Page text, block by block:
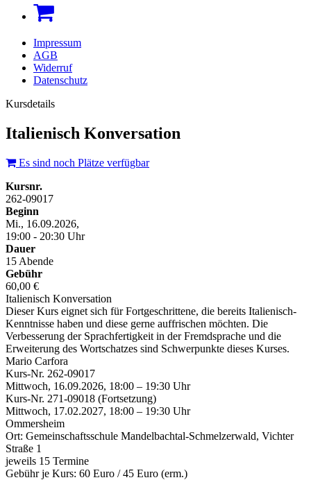
Impressum
AGB
Widerruf
Datenschutz
Kursdetails
Italienisch Konversation
Es sind noch Plätze verfügbar
Kursnr.
262-09017
Beginn
Mi., 16.09.2026,
19:00 - 20:30 Uhr
Dauer
15 Abende
Gebühr
60,00 €
Italienisch Konversation
Dieser Kurs eignet sich für Fortgeschrittene, die bereits Italienisch-
Kenntnisse haben und diese gerne auffrischen möchten. Die
Verbesserung der Sprachfertigkeit in der Fremdsprache und die
Erweiterung des Wortschatzes sind Schwerpunkte dieses Kurses.
Mario Carfora
Kurs-Nr. 262-09017
Mittwoch, 16.09.2026, 18:00 – 19:30 Uhr
Kurs-Nr. 271-09018 (Fortsetzung)
Mittwoch, 17.02.2027, 18:00 – 19:30 Uhr
Ommersheim
Ort: Gemeinschaftsschule Mandelbachtal-Schmelzerwald, Vichter
Straße 1
jeweils 15 Termine
Gebühr je Kurs: 60 Euro / 45 Euro (erm.)